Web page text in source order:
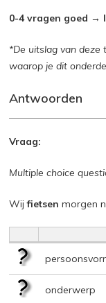
0-4 vragen goed →
*De uitslag van deze
waarop je dit
Antwoorden
Vraag:
Multiple choice
Wijfietsen morgen
onderwerp